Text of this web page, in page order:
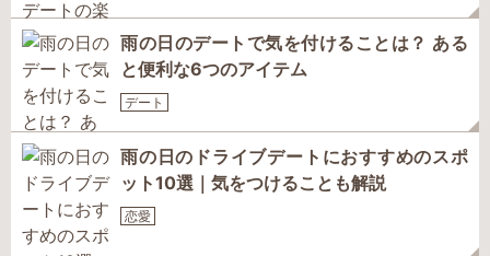
雨の日のデートで気を付けることは？ ある
と便利な6つのアイテム
デート
雨の日のドライブデートにおすすめのスポ
ット10選｜気をつけることも解説
恋愛